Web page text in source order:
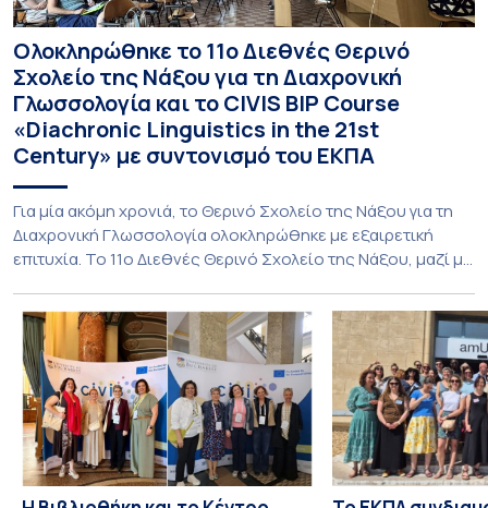
Ολοκληρώθηκε το 11ο Διεθνές Θερινό
Σχολείο της Νάξου για τη Διαχρονική
Γλωσσολογία και το CIVIS BIP Course
«Diachronic Linguistics in the 21st
Century» με συντονισμό του ΕΚΠΑ
Για μία ακόμη χρονιά, το Θερινό Σχολείο της Νάξου για τη
Διαχρονική Γλωσσολογία ολοκληρώθηκε με εξαιρετική
επιτυχία. Το 11ο Διεθνές Θερινό Σχολείο της Νάξου, μαζί με
Linguistics in the 21st Century», διεξήχθη από τις 19 έως τις
25 Ιουλίου 2026 στο ιστορικό κτίριο της πρώην σχολής […]